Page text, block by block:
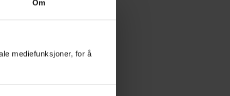
Om
mediefunksjoner, for å